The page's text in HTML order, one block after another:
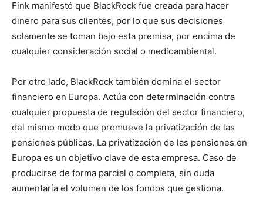
Fink manifestó que BlackRock fue creada para hacer
dinero para sus clientes, por lo que sus decisiones
solamente se toman bajo esta premisa, por encima de
cualquier consideración social o medioambiental.
Por otro lado, BlackRock también domina el sector
financiero en Europa. Actúa con determinación contra
cualquier propuesta de regulación del sector financiero,
del mismo modo que promueve la privatización de las
pensiones públicas. La privatización de las pensiones en
Europa es un objetivo clave de esta empresa. Caso de
producirse de forma parcial o completa, sin duda
aumentaría el volumen de los fondos que gestiona.